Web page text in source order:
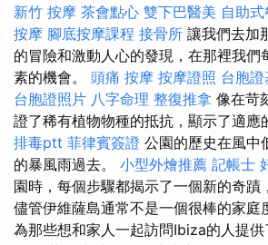
新竹 按摩 茶會點心 雙下巴醫美 自助
按摩 腳底按摩課程 接骨所 讓我們去加
的冒險和激動人心的發現，在那裡我們
素的機會。 頭痛 按摩 按摩證照 台胞證
台胞證照片 八字命理 整復推拿 像在苛
證了稀有植物物種的抵抗，顯示了適應
排毒ptt 菲律賓簽證 公園的歷史在風中
的暴風雨過去。 小型外燴推薦 記帳士
園時，每個步驟都揭示了一個新的奇蹟
儘管伊維薩島通常不是一個很棒的家庭
為那些想和家人一起訪問Ibiza的人提